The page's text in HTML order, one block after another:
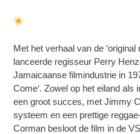
Met het verhaal van de ‘original
lanceerde regisseur Perry
Jamaicaanse filmindustrie in
Come‘. Zowel op het eiland als
een groot succes, met Jimmy
systeem en een prettige
Corman besloot de film in de